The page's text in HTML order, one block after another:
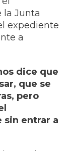
la Junta
expediente
a
dice que
que se
pero
sin entrar a